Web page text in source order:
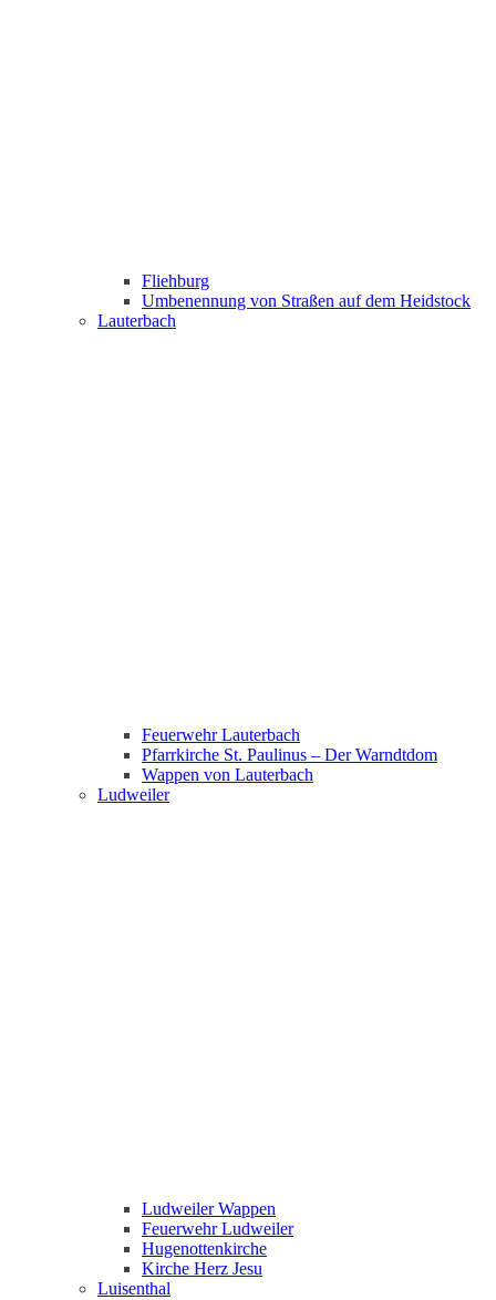
Fliehburg
Umbenennung von Straßen auf dem Heidstock
Lauterbach
Feuerwehr Lauterbach
Pfarrkirche St. Paulinus – Der Warndtdom
Wappen von Lauterbach
Ludweiler
Ludweiler Wappen
Feuerwehr Ludweiler
Hugenottenkirche
Kirche Herz Jesu
Luisenthal